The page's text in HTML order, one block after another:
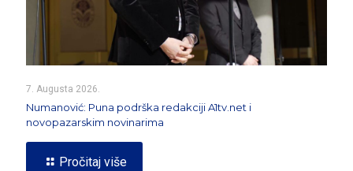
7. Augusta 2026.
Numanović: Puna podrška redakciji A1tv.net i
novopazarskim novinarima
Pročitaj više